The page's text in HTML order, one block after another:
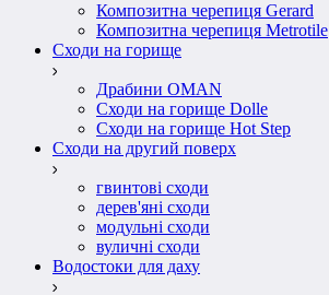
Композитна черепиця Gerard
Композитна черепиця Metrotile
Сходи на горище
Драбини OMAN
Сходи на горище Dolle
Сходи на горище Hot Step
Сходи на другий поверх
гвинтові сходи
дерев'яні сходи
модульні сходи
вуличні сходи
Водостоки для даху